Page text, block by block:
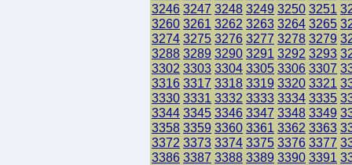
3246 3247 3248 3249 3250 3251
3260 3261 3262 3263 3264 3265
3274 3275 3276 3277 3278 3279
3288 3289 3290 3291 3292 3293
3302 3303 3304 3305 3306 3307
3316 3317 3318 3319 3320 3321
3330 3331 3332 3333 3334 3335
3344 3345 3346 3347 3348 3349
3358 3359 3360 3361 3362 3363
3372 3373 3374 3375 3376 3377
3386 3387 3388 3389 3390 3391